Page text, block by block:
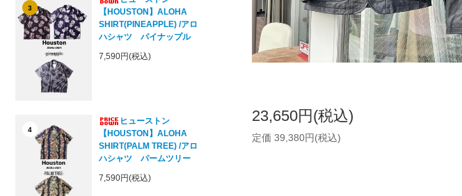
3
【HOUSTON】ALOHA
SHIRT(PINEAPPLE) /アロ
ハシャツ パイナップル
7,590円(税込)
4
ヒューストン
【HOUSTON】ALOHA
SHIRT(PALM TREE) /アロ
ハシャツ パームツリー
7,590円(税込)
23,650円(税込)
定価 39,380円(税込)